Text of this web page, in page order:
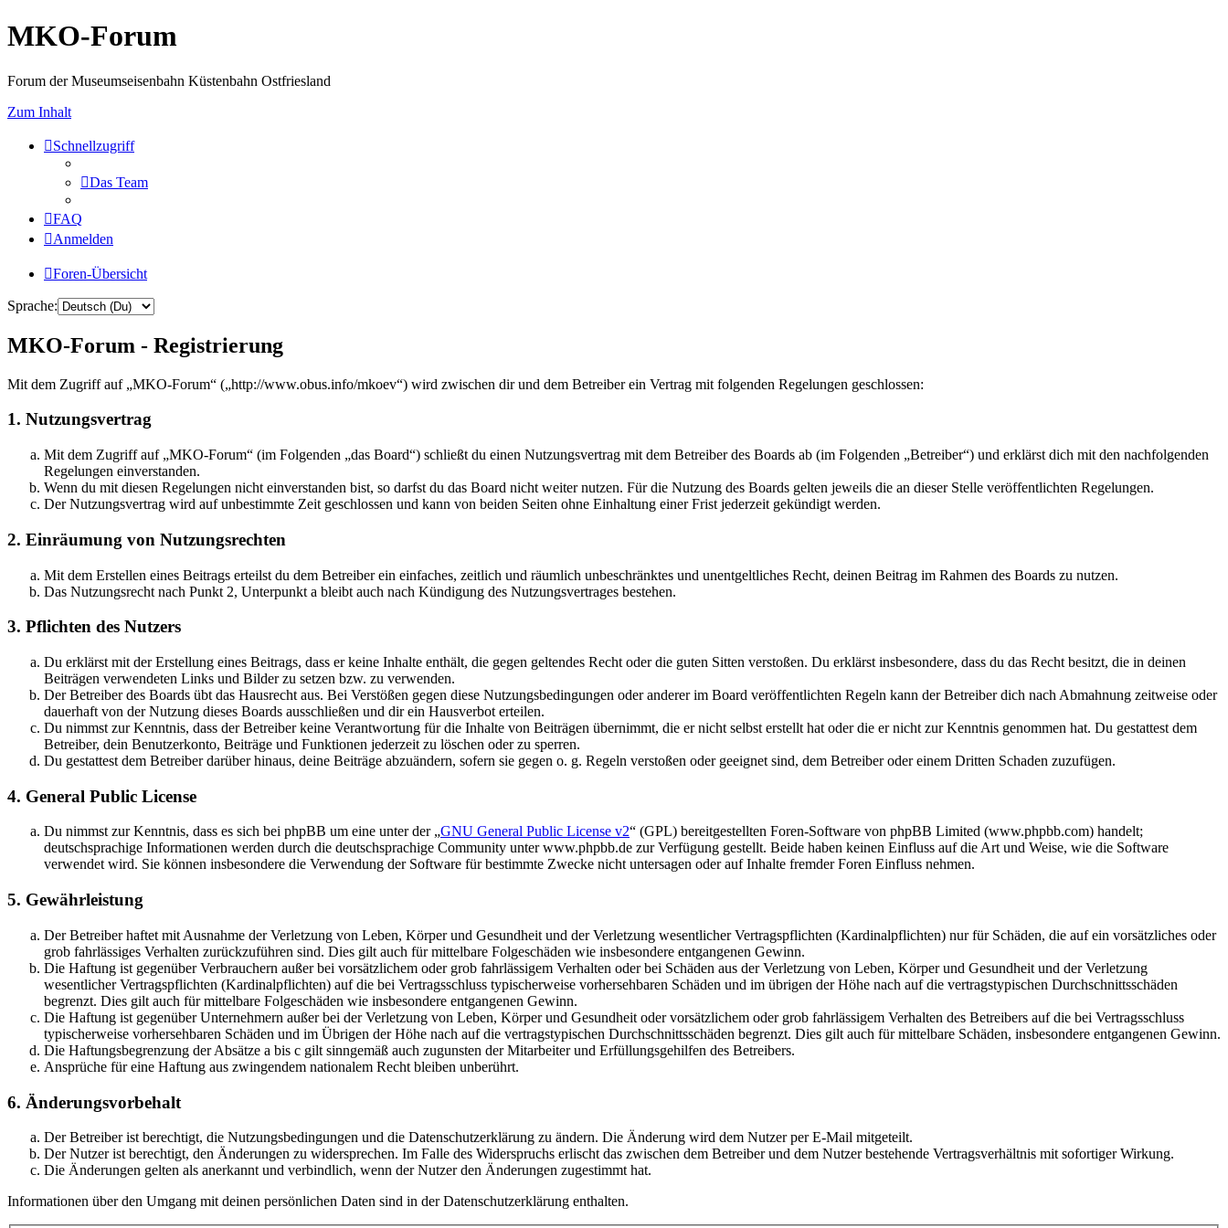
MKO-Forum
Forum der Museumseisenbahn Küstenbahn Ostfriesland
Zum Inhalt
Schnellzugriff
Das Team
FAQ
Anmelden
Foren-Übersicht
Sprache:
MKO-Forum - Registrierung
Mit dem Zugriff auf „MKO-Forum“ („http://www.obus.info/mkoev“) wird zwischen dir und dem Betreiber ein Vertrag mit folgenden Regelungen geschlossen:
1. Nutzungsvertrag
Mit dem Zugriff auf „MKO-Forum“ (im Folgenden „das Board“) schließt du einen Nutzungsvertrag mit dem Betreiber des Boards ab (im Folgenden „Betreiber“) und erklärst dich mit den nachfolgenden
Regelungen einverstanden.
Wenn du mit diesen Regelungen nicht einverstanden bist, so darfst du das Board nicht weiter nutzen. Für die Nutzung des Boards gelten jeweils die an dieser Stelle veröffentlichten Regelungen.
Der Nutzungsvertrag wird auf unbestimmte Zeit geschlossen und kann von beiden Seiten ohne Einhaltung einer Frist jederzeit gekündigt werden.
2. Einräumung von Nutzungsrechten
Mit dem Erstellen eines Beitrags erteilst du dem Betreiber ein einfaches, zeitlich und räumlich unbeschränktes und unentgeltliches Recht, deinen Beitrag im Rahmen des Boards zu nutzen.
Das Nutzungsrecht nach Punkt 2, Unterpunkt a bleibt auch nach Kündigung des Nutzungsvertrages bestehen.
3. Pflichten des Nutzers
Du erklärst mit der Erstellung eines Beitrags, dass er keine Inhalte enthält, die gegen geltendes Recht oder die guten Sitten verstoßen. Du erklärst insbesondere, dass du das Recht besitzt, die in deinen
Beiträgen verwendeten Links und Bilder zu setzen bzw. zu verwenden.
Der Betreiber des Boards übt das Hausrecht aus. Bei Verstößen gegen diese Nutzungsbedingungen oder anderer im Board veröffentlichten Regeln kann der Betreiber dich nach Abmahnung zeitweise oder
dauerhaft von der Nutzung dieses Boards ausschließen und dir ein Hausverbot erteilen.
Du nimmst zur Kenntnis, dass der Betreiber keine Verantwortung für die Inhalte von Beiträgen übernimmt, die er nicht selbst erstellt hat oder die er nicht zur Kenntnis genommen hat. Du gestattest dem
Betreiber, dein Benutzerkonto, Beiträge und Funktionen jederzeit zu löschen oder zu sperren.
Du gestattest dem Betreiber darüber hinaus, deine Beiträge abzuändern, sofern sie gegen o. g. Regeln verstoßen oder geeignet sind, dem Betreiber oder einem Dritten Schaden zuzufügen.
4. General Public License
Du nimmst zur Kenntnis, dass es sich bei phpBB um eine unter der „GNU General Public License v2“ (GPL) bereitgestellten Foren-Software von phpBB Limited (www.phpbb.com) handelt;
deutschsprachige Informationen werden durch die deutschsprachige Community unter www.phpbb.de zur Verfügung gestellt. Beide haben keinen Einfluss auf die Art und Weise, wie die Software
verwendet wird. Sie können insbesondere die Verwendung der Software für bestimmte Zwecke nicht untersagen oder auf Inhalte fremder Foren Einfluss nehmen.
5. Gewährleistung
Der Betreiber haftet mit Ausnahme der Verletzung von Leben, Körper und Gesundheit und der Verletzung wesentlicher Vertragspflichten (Kardinalpflichten) nur für Schäden, die auf ein vorsätzliches oder
grob fahrlässiges Verhalten zurückzuführen sind. Dies gilt auch für mittelbare Folgeschäden wie insbesondere entgangenen Gewinn.
Die Haftung ist gegenüber Verbrauchern außer bei vorsätzlichem oder grob fahrlässigem Verhalten oder bei Schäden aus der Verletzung von Leben, Körper und Gesundheit und der Verletzung
wesentlicher Vertragspflichten (Kardinalpflichten) auf die bei Vertragsschluss typischerweise vorhersehbaren Schäden und im übrigen der Höhe nach auf die vertragstypischen Durchschnittsschäden
begrenzt. Dies gilt auch für mittelbare Folgeschäden wie insbesondere entgangenen Gewinn.
Die Haftung ist gegenüber Unternehmern außer bei der Verletzung von Leben, Körper und Gesundheit oder vorsätzlichem oder grob fahrlässigem Verhalten des Betreibers auf die bei Vertragsschluss
typischerweise vorhersehbaren Schäden und im Übrigen der Höhe nach auf die vertragstypischen Durchschnittsschäden begrenzt. Dies gilt auch für mittelbare Schäden, insbesondere entgangenen Gewinn.
Die Haftungsbegrenzung der Absätze a bis c gilt sinngemäß auch zugunsten der Mitarbeiter und Erfüllungsgehilfen des Betreibers.
Ansprüche für eine Haftung aus zwingendem nationalem Recht bleiben unberührt.
6. Änderungsvorbehalt
Der Betreiber ist berechtigt, die Nutzungsbedingungen und die Datenschutzerklärung zu ändern. Die Änderung wird dem Nutzer per E-Mail mitgeteilt.
Der Nutzer ist berechtigt, den Änderungen zu widersprechen. Im Falle des Widerspruchs erlischt das zwischen dem Betreiber und dem Nutzer bestehende Vertragsverhältnis mit sofortiger Wirkung.
Die Änderungen gelten als anerkannt und verbindlich, wenn der Nutzer den Änderungen zugestimmt hat.
Informationen über den Umgang mit deinen persönlichen Daten sind in der Datenschutzerklärung enthalten.